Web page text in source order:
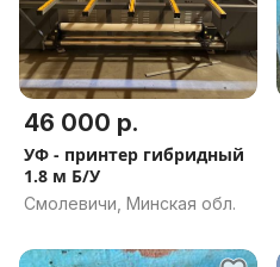
46 000 р.
УФ - принтер гибридный
1.8 м Б/У
Смолевичи, Минская обл.